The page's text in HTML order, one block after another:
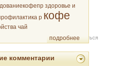
здоровье и
р кофе
чай
подробнее
комментарии
форму на сайте. Вы можете связаться